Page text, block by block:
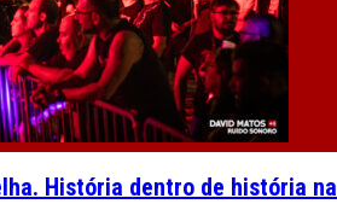
História dentro de história